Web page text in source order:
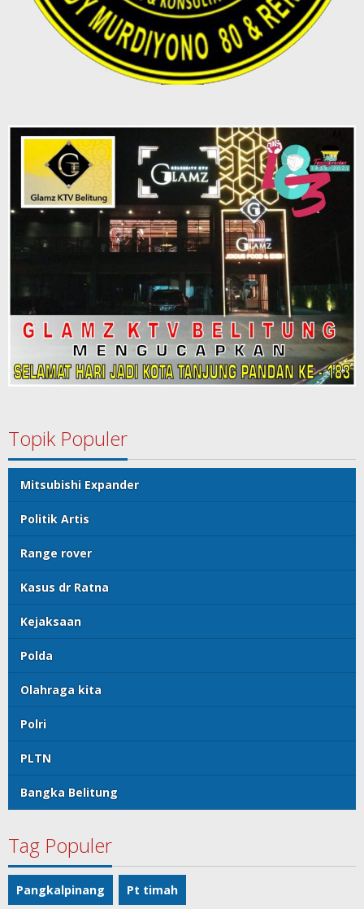
Topik Populer
Mitsubishi Expander
Politik Artis
Range rover
Kasus dr Ratna
Kejaksaan
Polda
Olahraga kita
Polri
PLTN
Bangka Belitung
Tag Populer
Pangkalpinang Pt timah